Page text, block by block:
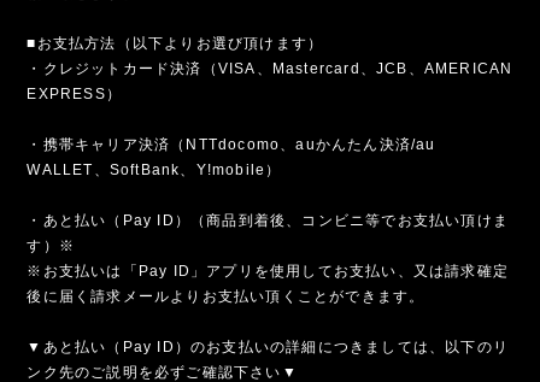
■お支払方法（以下よりお選び頂けます）
・クレジットカード決済（VISA、Mastercard、JCB、AMERICAN
EXPRESS）
・携帯キャリア決済（NTTdocomo、auかんたん決済/au
WALLET、SoftBank、Y!mobile）
・あと払い（Pay ID）（商品到着後、コンビニ等でお支払い頂けま
す）※
※お支払いは「Pay ID」アプリを使用してお支払い、又は請求確定
後に届く請求メールよりお支払い頂くことができます。
▼あと払い（Pay ID）のお支払いの詳細につきましては、以下のリ
ンク先のご説明を必ずご確認下さい▼